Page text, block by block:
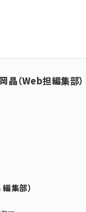
晶（Web担編集部）
集部）